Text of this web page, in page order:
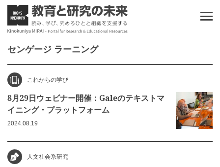
センゲージ ラーニング
これからの学び
8月29日ウェビナー開催：Galeのテキストマ
イニング・プラットフォーム
2024.08.19
人文社会系研究